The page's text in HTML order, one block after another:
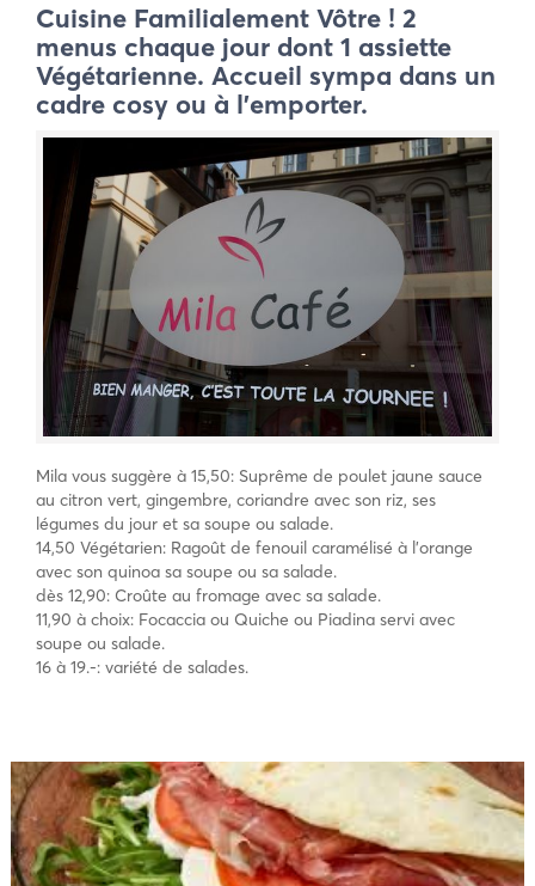
Cuisine Familialement Vôtre ! 2
menus chaque jour dont 1 assiette
Végétarienne. Accueil sympa dans un
cadre cosy ou à l’emporter.
Mila vous suggère à 15,50: Suprême de poulet jaune sauce
au citron vert, gingembre, coriandre avec son riz, ses
légumes du jour et sa soupe ou salade.
14,50 Végétarien: Ragoût de fenouil caramélisé à l’orange
avec son quinoa sa soupe ou sa salade.
dès 12,90: Croûte au fromage avec sa salade.
11,90 à choix: Focaccia ou Quiche ou Piadina servi avec
soupe ou salade.
16 à 19.-: variété de salades.